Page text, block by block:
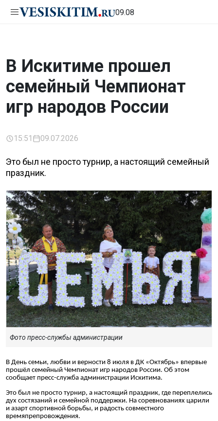
09.08
В Искитиме прошел
семейный Чемпионат
игр народов России
15:51 09.07.2026
Это был не просто турнир, а настоящий семейный
праздник.
Фото пресс-службы администрации
В День семьи, любви и верности 8 июля в ДК «Октябрь» впервые
прошёл семейный Чемпионат игр народов России. Об этом
сообщает пресс-служба администрации Искитима.
Это был не просто турнир, а настоящий праздник, где переплелись
дух состязаний и семейной поддержки. На соревнованиях царили
и азарт спортивной борьбы, и радость совместного
времяпрепровождения.